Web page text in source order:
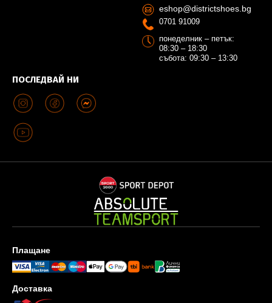
ПОСЛЕДВАЙ НИ
eshop@districtshoes.bg
0701 91009
понеделник – петък:
08:30 – 18:30
събота: 09:30 – 13:30
Плащане
Доставка